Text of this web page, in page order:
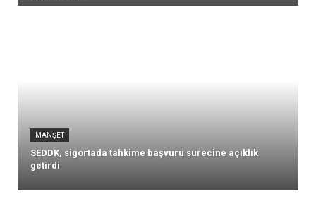
MANŞET
SEDDK, sigortada tahkime başvuru sürecine açıklık
getirdi